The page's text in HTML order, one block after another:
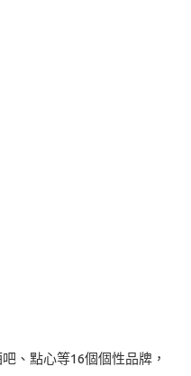
、點心等16個個性品牌，